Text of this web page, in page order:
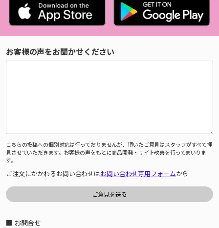
お客様の声をお聞かせください
こちらの投稿への個別対応は行っておりませんが、頂いたご意見はスタッフがすべて拝
見させていただきます。お客様の声をもとに商品開発・サイト改善を行ってまいりま
す。
ご注文にかかわるお問い合わせはお問い合わせ専用フォームから
■ お問合せ